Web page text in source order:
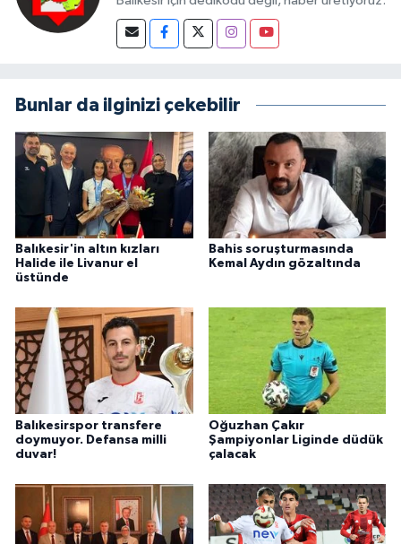
Bunlar da ilginizi çekebilir
Balıkesir'in altın kızları
Halide ile Livanur el
üstünde
Bahis soruşturmasında
Kemal Aydın gözaltında
Balıkesirspor transfere
doymuyor. Defansa milli
duvar!
Oğuzhan Çakır
Şampiyonlar Liginde düdük
çalacak